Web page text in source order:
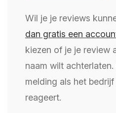
Wil je je reviews
dan gratis een
kiezen of je je review
naam wilt
melding als het
reageert.